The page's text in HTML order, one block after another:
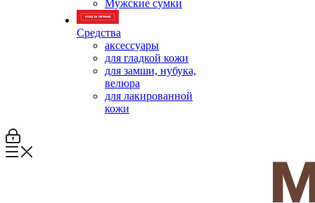
Мужские сумки
Средства
аксессуары
для гладкой кожи
для замши, нубука,
велюра
для лакированной
кожи